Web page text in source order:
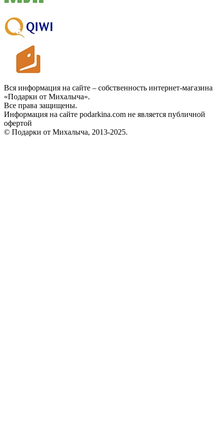
Вся информация на сайте – собственность интернет-магазина
«Подарки от Михалыча».
Все права защищены.
Информация на сайте podarkina.com не является публичной
офертой
© Подарки от Михалыча, 2013-2025.